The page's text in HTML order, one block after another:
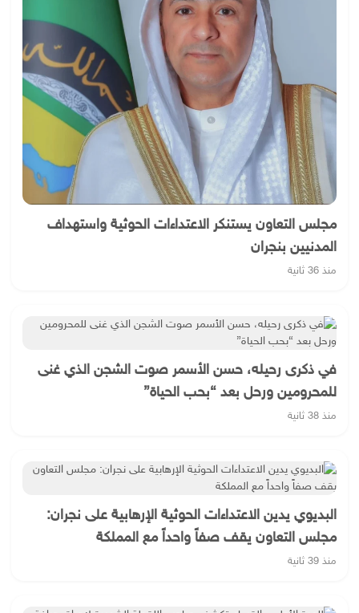
مجلس التعاون يستنكر الاعتداءات الحوثية واستهداف
المدنيين بنجران
منذ 36 ثانية
في ذكرى رحيله، حسن الأسمر صوت الشجن الذي غنى
للمحرومين ورحل بعد “بحب الحياة”
منذ 38 ثانية
البديوي يدين الاعتداءات الحوثية الإرهابية على نجران:
مجلس التعاون يقف صفاً واحداً مع المملكة
منذ 39 ثانية